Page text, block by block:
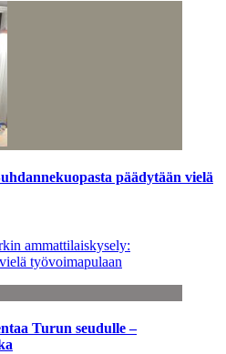
päädytään vielä
ammattilaiskysely:
työvoimapulaan
Turun seudulle –